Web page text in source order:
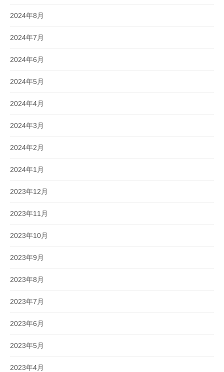
2024年8月
2024年7月
2024年6月
2024年5月
2024年4月
2024年3月
2024年2月
2024年1月
2023年12月
2023年11月
2023年10月
2023年9月
2023年8月
2023年7月
2023年6月
2023年5月
2023年4月